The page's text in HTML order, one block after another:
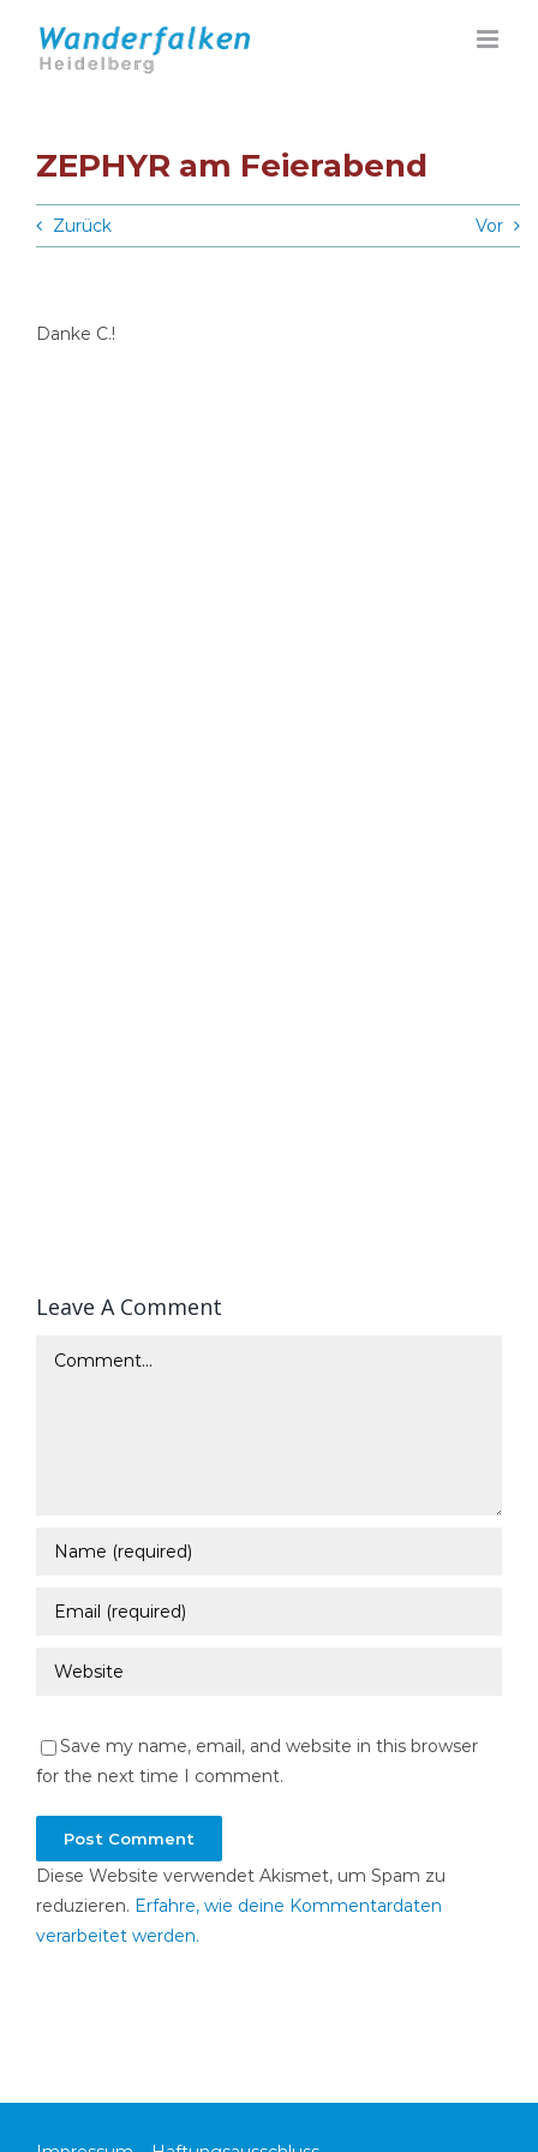
Inhalt
springen
ZEPHYR am Feierabend
Zurück Vor
Danke C.!
Leave A Comment
Comment
Save my name, email, and website in this browser
for the next time I comment.
Diese Website verwendet Akismet, um Spam zu
reduzieren. Erfahre, wie deine Kommentardaten
verarbeitet werden.